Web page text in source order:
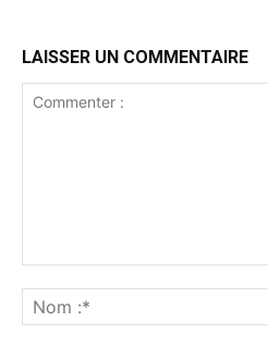
LAISSER UN COMMENTAIRE